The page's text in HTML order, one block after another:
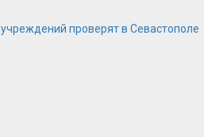
проверят в Севастополе